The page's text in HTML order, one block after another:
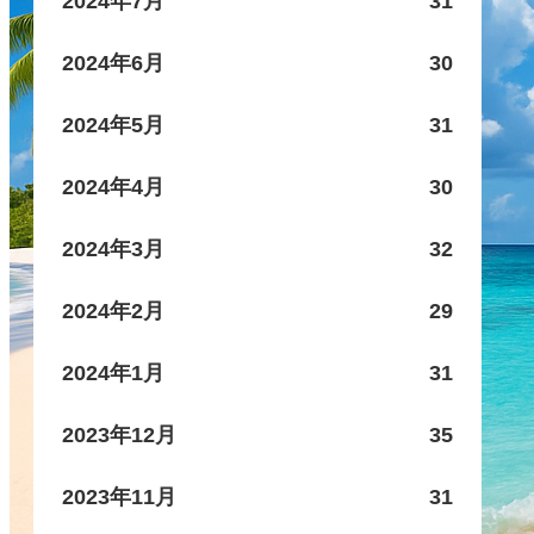
2024年6月 30
2024年5月 31
2024年4月 30
2024年3月 32
2024年2月 29
2024年1月 31
2023年12月 35
2023年11月 31